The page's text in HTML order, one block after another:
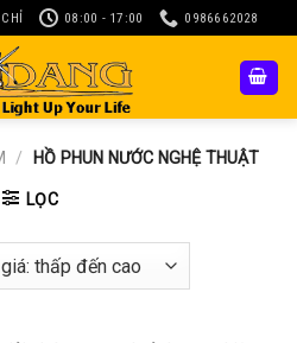
08:00 - 17:00 0986662028
/ HỒ PHUN NƯỚC NGHỆ THUẬT
LỌC